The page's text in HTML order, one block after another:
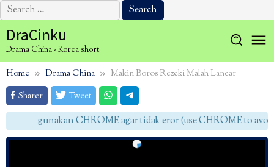
Search
for:
to
content
DraCinku
Drama China - Korea short
Home Drama China
Makin Boros Rezeki Malah Lancar
Sharer
Tweet
gunakan CHROME agar tidak eror (use CHROME to